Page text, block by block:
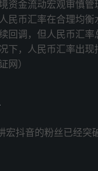
资金流动宏观审慎
民币汇率在合理均
回调，但人民币汇
下，人民币汇率出
网）
宏抖音的粉丝已经